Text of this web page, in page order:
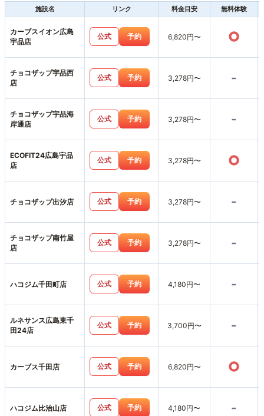
施設名
リンク 料金目安 無料体験
カーブスイオン広島
宇品店
公式 予約 6,820円〜 ○
チョコザップ宇品西
店
公式 予約 3,278円〜 -
チョコザップ宇品海
岸通店
公式 予約 3,278円〜 -
ECOFIT24広島宇品
店
公式 予約 3,278円〜 ○
チョコザップ出汐店 公式 予約 3,278円〜 -
チョコザップ南竹屋
店
公式 予約 3,278円〜 -
ハコジム千田町店 公式 予約 4,180円〜 -
ルネサンス広島東千
田24店
公式 予約 3,700円〜 -
カーブス千田店 公式 予約 6,820円〜 ○
ハコジム比治山店 公式 予約 4,180円〜 -